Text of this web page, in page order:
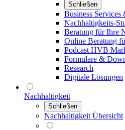
Schließen
Business Services
Nachhaltigkeits-
Beratung für Ihre
Online Beratung
Podcast HVB
Formulare &
Research
Digitale Lösungen
Nachhaltigkeit
Schließen
Nachhaltigkeit Übersicht